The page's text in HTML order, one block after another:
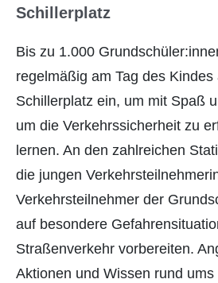
Schillerplatz
Bis zu 1.000
regelmäßig am Tag des Kindes
Schillerplatz ein, um mit Spaß
um die Verkehrssicherheit zu
lernen. An den zahlreichen
die jungen
Verkehrsteilnehmer der
auf besondere
Straßenverkehr vorbereiten.
Aktionen und Wissen rund ums